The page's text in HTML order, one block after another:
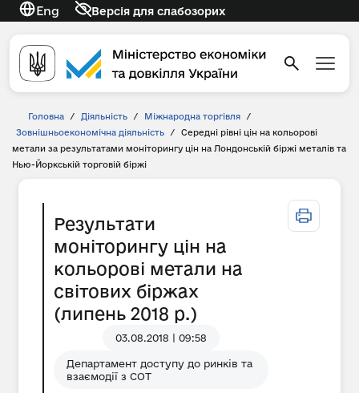
Eng Версія для слабозорих
Головна / Діяльність / Міжнародна торгівля
/
Зовнішньоекономічна діяльність
/
Середні рівні цін на кольорові
метали за результатами моніторингу цін на Лондонській біржі металів та
Нью-Йоркській торговій біржі
Результати
моніторингу цін на
кольорові метали на
світових біржах
(липень 2018 р.)
03.08.2018 | 09:58
Департамент доступу до ринків та
взаємодії з СОТ